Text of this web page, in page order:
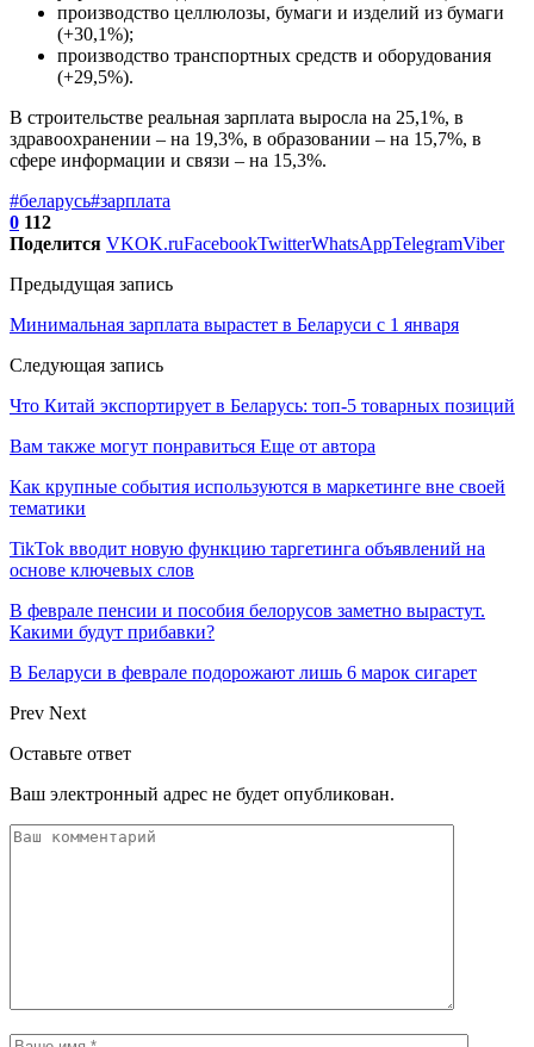
производство целлюлозы, бумаги и изделий из бумаги
(+30,1%);
производство транспортных средств и оборудования
(+29,5%).
В строительстве реальная зарплата выросла на 25,1%, в
здравоохранении – на 19,3%, в образовании – на 15,7%, в
сфере информации и связи – на 15,3%.
#беларусь#зарплата
0 112
Поделится VKOK.ruFacebookTwitterWhatsAppTelegramViber
Предыдущая запись
Минимальная зарплата вырастет в Беларуси с 1 января
Следующая запись
Что Китай экспортирует в Беларусь: топ-5 товарных позиций
Вам также могут понравиться Еще от автора
Как крупные события используются в маркетинге вне своей
тематики
TikTok вводит новую функцию таргетинга объявлений на
основе ключевых слов
В феврале пенсии и пособия белорусов заметно вырастут.
Какими будут прибавки?
В Беларуси в феврале подорожают лишь 6 марок сигарет
Prev Next
Оставьте ответ
Ваш электронный адрес не будет опубликован.